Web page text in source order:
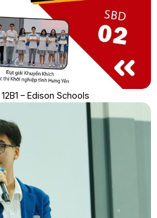
– Edison Schools